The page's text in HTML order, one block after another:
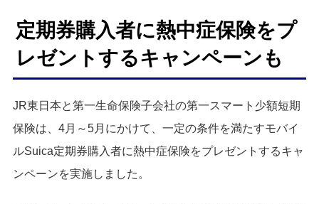
定期券購入者に熱中症保険をプ
レゼントするキャンペーンも
JR東日本と第一生命保険子会社の第一スマート少額短期
保険は、4月～5月にかけて、一定の条件を満たすモバイ
ルSuica定期券購入者に熱中症保険をプレゼントするキャ
ンペーンを実施しました。